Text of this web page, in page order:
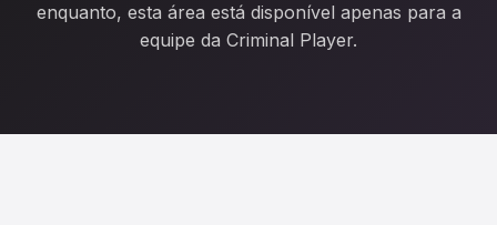
enquanto, esta área está disponível apenas para a
equipe da Criminal Player.